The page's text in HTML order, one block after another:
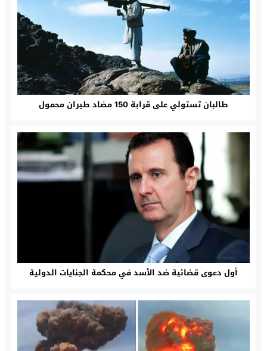
طالبان تستولي على قرابة 150 مضاد طيران محمول
أول دعوى قضائية ضد الأسد في محكمة الجنايات الدولية